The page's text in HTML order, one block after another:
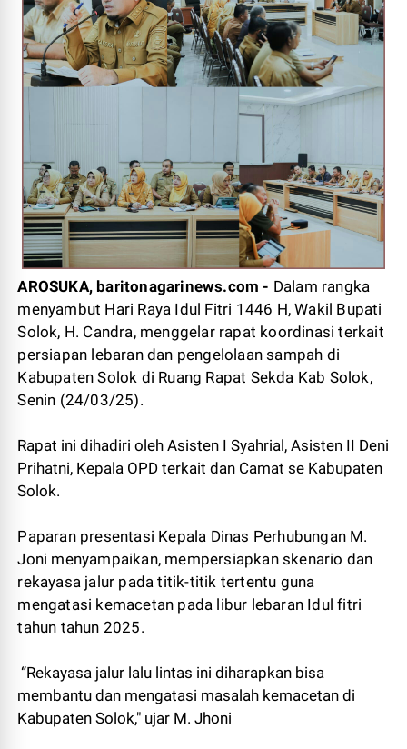
AROSUKA, baritonagarinews.com - Dalam rangka
menyambut Hari Raya Idul Fitri 1446 H, Wakil Bupati
Solok, H. Candra, menggelar rapat koordinasi terkait
persiapan lebaran dan pengelolaan sampah di
Kabupaten Solok di Ruang Rapat Sekda Kab Solok,
Senin (24/03/25).
Rapat ini dihadiri oleh Asisten I Syahrial, Asisten II Deni
Prihatni, Kepala OPD terkait dan Camat se Kabupaten
Solok.
Paparan presentasi Kepala Dinas Perhubungan M.
Joni menyampaikan, mempersiapkan skenario dan
rekayasa jalur pada titik-titik tertentu guna
mengatasi kemacetan pada libur lebaran Idul fitri
tahun tahun 2025.
“Rekayasa jalur lalu lintas ini diharapkan bisa
membantu dan mengatasi masalah kemacetan di
Kabupaten Solok," ujar M. Jhoni